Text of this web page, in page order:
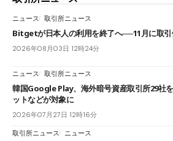
ニュース 取引所ニュース
Bitgetが日本人の利用を終了へ──11月に取引
2026年08月03日 12時24分
ニュース 取引所ニュース
韓国Google Play、海外暗号資産取引所29社
ットなどが対象に
2026年07月27日 12時16分
取引所ニュース ニュース